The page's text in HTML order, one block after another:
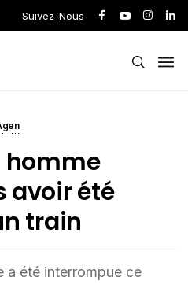
Suivez-Nous
homme
avoir été
train
a été interrompue ce